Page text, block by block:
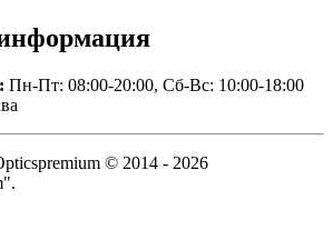
Пн-Пт: 08:00-20:00, Сб-Вс: 10:00-18:00
© 2014 - 2026